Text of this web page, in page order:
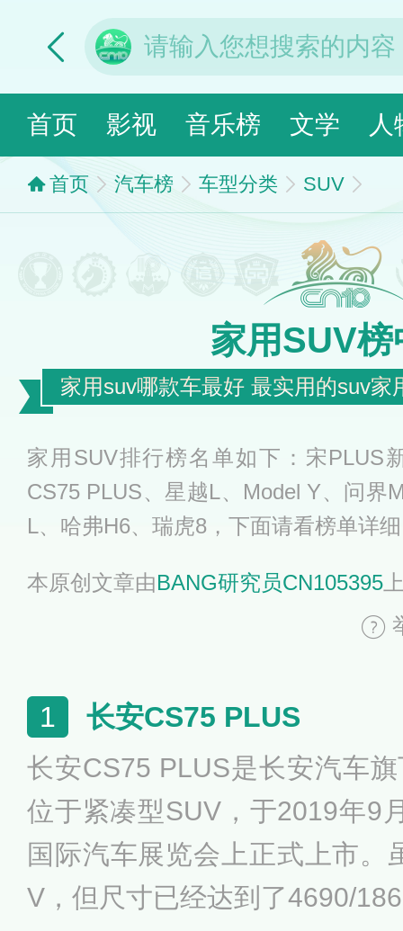
首页 影视 音乐榜 文学 人
首页 汽车榜 车型分类 SUV
家用SUV榜
家用suv哪款车最好 最实用的suv家
家用SUV排行榜名单如下：宋PLUS
CS75 PLUS、星越L、Model Y、问界
L、哈弗H6、瑞虎8，下面请看榜单详
本原创文章由BANG研究员CN105395
1 长安CS75 PLUS
长安CS75 PLUS是长安汽车
位于紧凑型SUV，于2019年9
国际汽车展览会上正式上市。
V，但尺寸已经达到了4690/